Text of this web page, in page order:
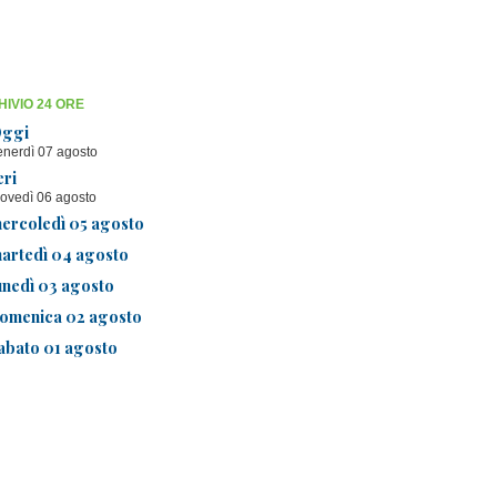
24 ORE
07 agosto
06 agosto
05 agosto
04 agosto
03 agosto
02 agosto
01 agosto